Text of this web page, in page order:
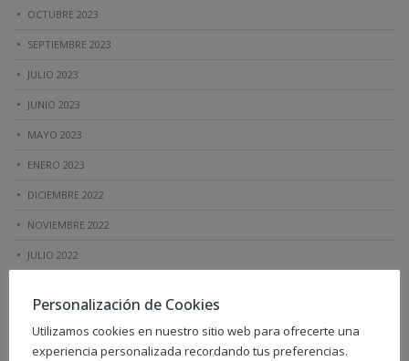
OCTUBRE 2023
SEPTIEMBRE 2023
JULIO 2023
JUNIO 2023
MAYO 2023
ENERO 2023
DICIEMBRE 2022
NOVIEMBRE 2022
JULIO 2022
ABRIL 2022
MARZO 2022
Personalización de Cookies
Utilizamos cookies en nuestro sitio web para ofrecerte una
experiencia personalizada recordando tus preferencias.